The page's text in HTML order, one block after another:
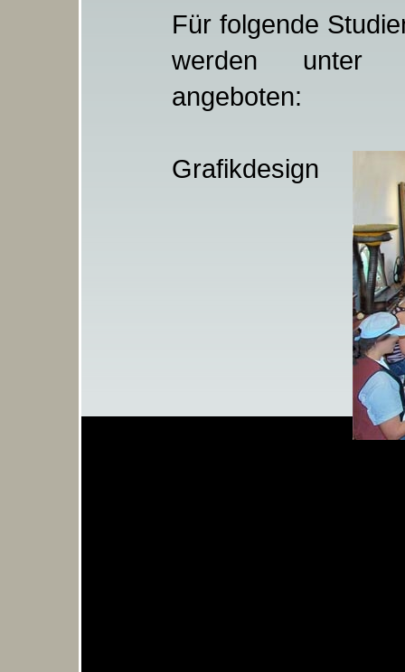
Für folgende
werden unter
angeboten:
Grafikdesign